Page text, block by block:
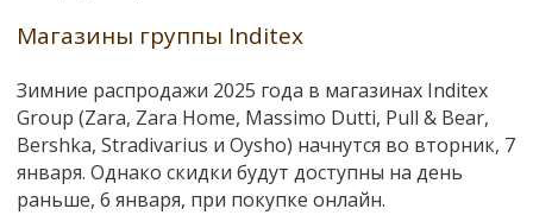
Магазины группы Inditex
Зимние распродажи 2025 года в магазинах Inditex
Group (Zara, Zara Home, Massimo Dutti, Pull & Bear,
Bershka, Stradivarius и Oysho) начнутся во вторник, 7
января. Однако скидки будут доступны на день
раньше, 6 января, при покупке онлайн.